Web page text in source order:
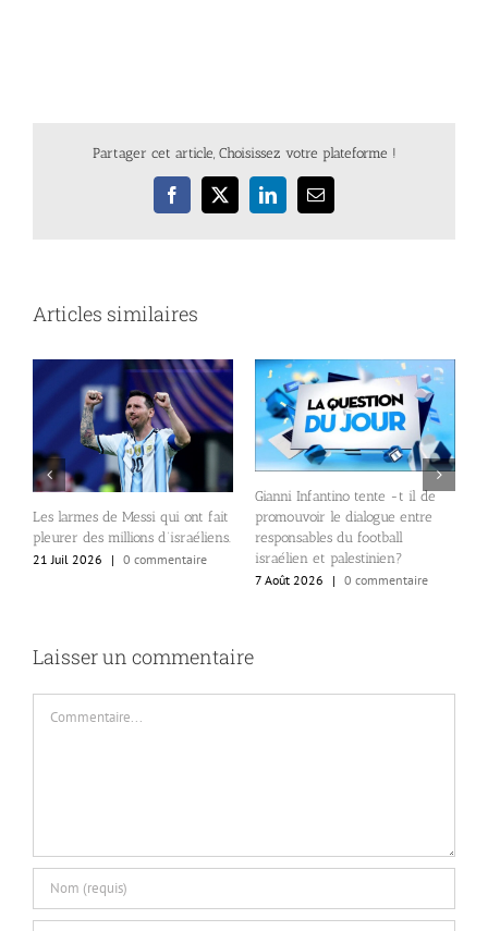
Partager cet article, Choisissez votre plateforme !
Facebook
X LinkedInEmail
Articles similaires
Les larmes de Messi qui ont fait
pleurer des millions d’israéliens.
21 Juil 2026
| 0 commentaire
Gianni Infantino tente -t il de
promouvoir le dialogue entre
responsables du football
israélien et palestinien?
7 Août 2026
| 0 commentaire
Laisser un commentaire